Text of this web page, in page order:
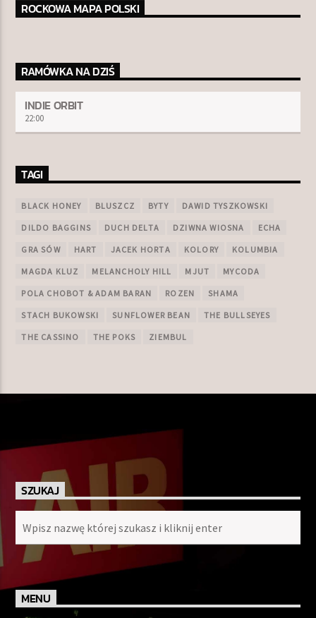
TOP ORBIT
20:00 22:00
NASTĘPNIE W RAMÓWCE
ROCKOWA MAPA POLSKI
RAMÓWKA NA DZIŚ
INDIE ORBIT
22:00
TAGI
BLACK HONEY BLUSZCZ BYTY DAWID TYSZKOWSKI
DILDO BAGGINS DUCH DELTA DZIWNA WIOSNA ECHA
GRA SÓW HART JACEK HORTA KOLORY KOLUMBIA
MAGDA KLUZ MELANCHOLY HILL MJUT MYCODA
POLA CHOBOT & ADAM BARAN ROZEN SHAMA
STACH BUKOWSKI SUNFLOWER BEAN THE BULLSEYES
THE CASSINO THE POKS ZIEMBUL
SZUKAJ
MENU